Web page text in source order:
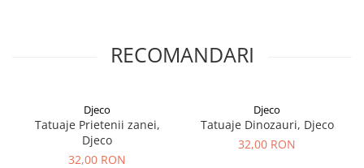
RECOMANDARI
Djeco
Tatuaje Prietenii zanei,
Djeco
32,00 RON
Djeco
Tatuaje Dinozauri, Djeco
32,00 RON